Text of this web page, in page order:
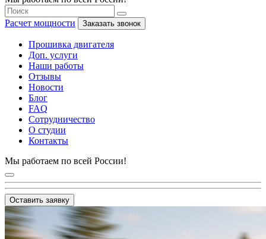
Расчет мощности Заказать звонок
Прошивка двигателя
Доп. услуги
Наши работы
Отзывы
Новости
Блог
FAQ
Сотрудничество
О студии
Контакты
Мы работаем по всей России!
Оставить заявку